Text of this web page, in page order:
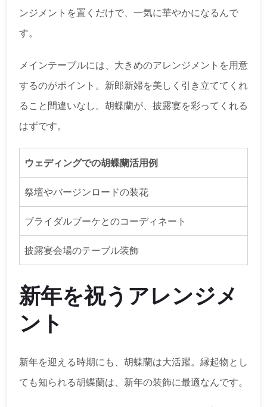
ンジメントを置くだけで、一気に華やかになるんで
す。
メインテーブルには、大きめのアレンジメントを用意
するのがポイント。新郎新婦を美しく引き立ててくれ
ること間違いなし。胡蝶蘭が、披露宴を彩ってくれる
はずです。
ウェディングでの胡蝶蘭活用例
祭壇やバージンロードの装花
ブライダルブーケとのコーディネート
披露宴会場のテーブル装飾
新年を祝うアレンジメ
ント
新年を迎える時期にも、胡蝶蘭は大活躍。縁起物とし
ても知られる胡蝶蘭は、新年の装飾に最適なんです。